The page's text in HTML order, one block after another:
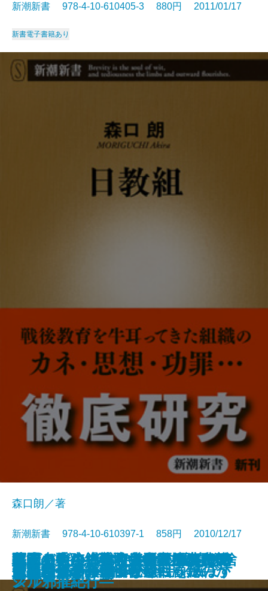
改築上手―「心地いい家」のヒン
ト52―
エコ論争の真贋
葬式をしない寺―大阪・應典院の
挑戦―
幕末バトル・ロワイヤル 慶喜の捨
て身
アフリカ―資本主義最後のフロン
ティア―
冤罪の軌跡―弘前大学教授夫人殺
害事件―
人間の往生―看取りの医師が考え
る―
迷える者の禅修行―ドイツ人住職
が見た日本仏教―
やめないよ
新潮新書 978-4-10-610405-3 880円 2011/01/17
新書電子書籍あり
日教組
森口朗／著
新潮新書 978-4-10-610397-1 858円 2010/12/17
新書電子書籍あり
電通とリクルート
復活の力―絶望を栄光にかえたア
スリート―
大本営参謀は戦後何と戦ったのか
マネジメント信仰が会社を滅ぼす
茶―利休と今をつなぐ―
知的余生の方法
政治とカネ―海部俊樹回顧録―
速記者たちの国会秘録
さらば脳ブーム
ハゲとビキニとサンバの国―ブラ
ジル邪推紀行―